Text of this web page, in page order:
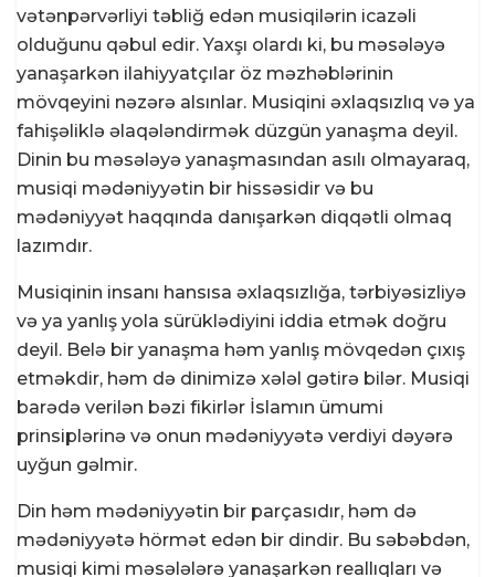
vətənpərvərliyi təbliğ edən musiqilərin icazəli
olduğunu qəbul edir. Yaxşı olardı ki, bu məsələyə
yanaşarkən ilahiyyatçılar öz məzhəblərinin
mövqeyini nəzərə alsınlar. Musiqini əxlaqsızlıq və ya
fahişəliklə əlaqələndirmək düzgün yanaşma deyil.
Dinin bu məsələyə yanaşmasından asılı olmayaraq,
musiqi mədəniyyətin bir hissəsidir və bu
mədəniyyət haqqında danışarkən diqqətli olmaq
lazımdır.
Musiqinin insanı hansısa əxlaqsızlığa, tərbiyəsizliyə
və ya yanlış yola sürüklədiyini iddia etmək doğru
deyil. Belə bir yanaşma həm yanlış mövqedən çıxış
etməkdir, həm də dinimizə xələl gətirə bilər. Musiqi
barədə verilən bəzi fikirlər İslamın ümumi
prinsiplərinə və onun mədəniyyətə verdiyi dəyərə
uyğun gəlmir.
Din həm mədəniyyətin bir parçasıdır, həm də
mədəniyyətə hörmət edən bir dindir. Bu səbəbdən,
musiqi kimi məsələlərə yanaşarkən reallıqları və